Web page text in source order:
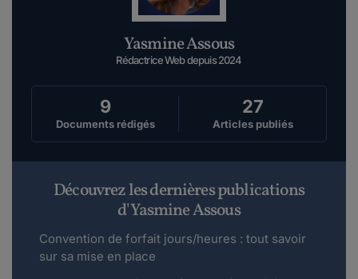
Yasmine Assous
Rédactrice Web depuis 2024
9
Documents rédigés
27
Articles publiés
Découvrez les dernières publications
d'Yasmine Assous
Convention de forfait jours/heures : tout savoir
sur sa mise en place